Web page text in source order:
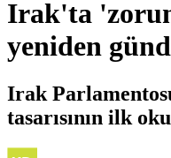
Irak'ta
yeniden
Irak
tasarısının ilk